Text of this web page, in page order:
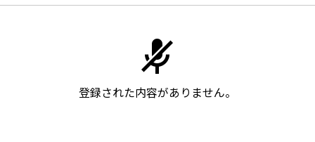
登録された内容がありません。